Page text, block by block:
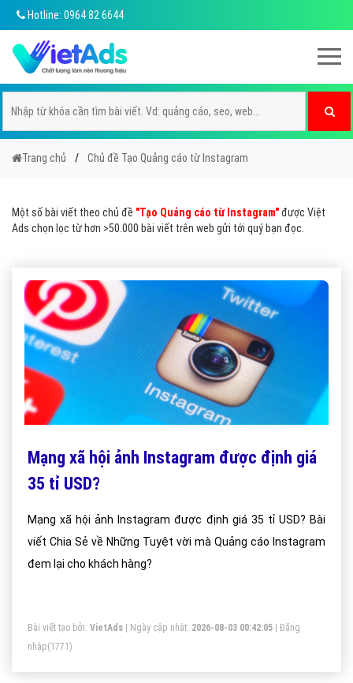
Hotline: 0964 82 6644
Trang chủ Chủ đề Tạo Quảng cáo từ Instagram
Một số bài viết theo chủ đề "Tạo Quảng cáo từ Instagram"được Việt
Ads chọn lọc từ hơn >50.000 bài viết trên web gửi tới quý bạn đọc.
Mạng xã hội ảnh Instagram được định giá
35 tỉ USD?
Mạng xã hội ảnh Instagram được định giá 35 tỉ USD? Bài
viết Chia Sẻ về Những Tuyệt vời mà Quảng cáo Instagram
đem lại cho khách hàng?
Bài viết tạo bởi: VietAds | Ngày cập nhật: 2026-08-03 00:42:05
Đăng
nhập(1771)